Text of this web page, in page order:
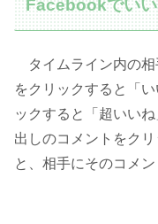
Facebookでい
タイムライン内の相
をクリックすると「
ックすると「超いい
出しのコメントをク
と、相手にそのコメン